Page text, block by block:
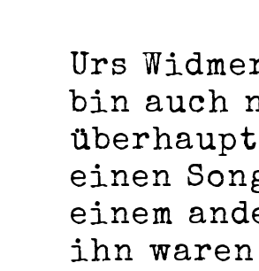
Urs
bin auch
einen
einem
ihn